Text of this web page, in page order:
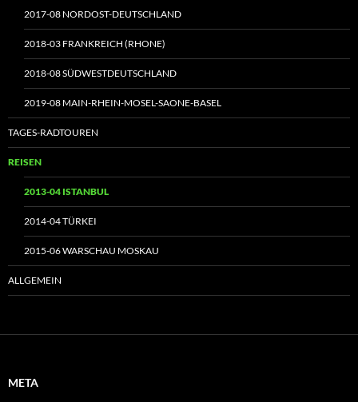
2017-08 NORDOST-DEUTSCHLAND
2018-03 FRANKREICH (RHONE)
2018-08 SÜDWESTDEUTSCHLAND
2019-08 MAIN-RHEIN-MOSEL-SAONE-BASEL
TAGES-RADTOUREN
REISEN
2013-04 ISTANBUL
2014-04 TÜRKEI
2015-06 WARSCHAU MOSKAU
ALLGEMEIN
META